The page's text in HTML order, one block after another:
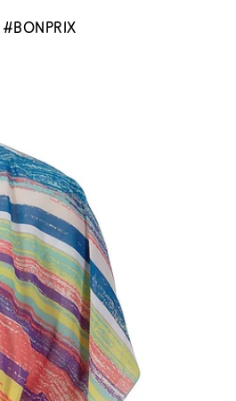
#BONPRIX